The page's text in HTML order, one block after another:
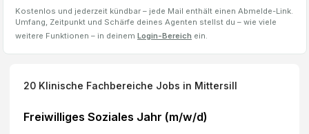
Kostenlos und jederzeit kündbar – jede Mail enthält einen Abmelde-Link.
Umfang, Zeitpunkt und Schärfe deines Agenten stellst du – wie viele
weitere Funktionen – in deinem Login-Bereich ein.
20 Klinische Fachbereiche Jobs in Mittersill
Freiwilliges Soziales Jahr (m/w/d)